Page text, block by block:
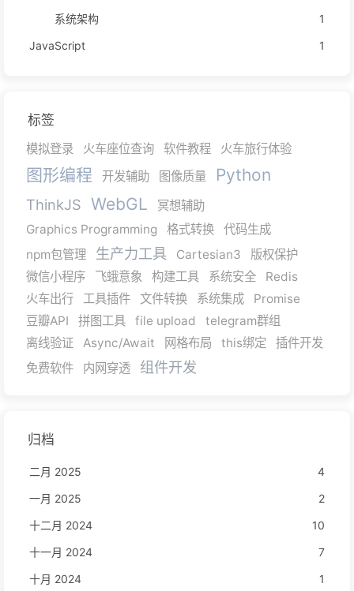
系统架构
1
JavaScript
1
标签
模拟登录 火车座位查询 软件教程 火车旅行体验
图形编程 开发辅助 图像质量 Python
ThinkJS WebGL
冥想辅助
Graphics Programming
格式转换
代码生成
npm包管理
生产力工具 Cartesian3
版权保护
微信小程序
飞蛾意象 构建工具 系统安全
Redis
火车出行
工具插件 文件转换 系统集成
Promise
豆瓣API
拼图工具 file upload
telegram群组
离线验证
Async/Await 网格布局 this绑定
插件开发
免费软件
内网穿透 组件开发
归档
二月 2025
4
一月 2025
2
十二月 2024
10
十一月 2024
7
十月 2024
1